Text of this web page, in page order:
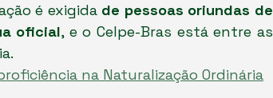
é exigida de pessoas oriundas de
oficial, e o Celpe-Bras está entre as
na Naturalização Ordinária